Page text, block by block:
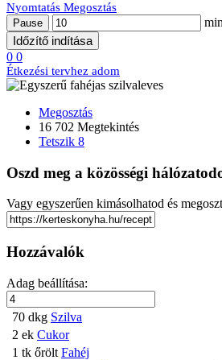
Nyomtatás Megosztás
Pause min
Időzítő indítása
0 0
Étkezési tervhez adom
Megosztás
16 702 Megtekintés
Tetszik 8
Oszd meg a közösségi
Vagy egyszerűen kimásolhatod és
Hozzávalók
Adag beállítása:
70 dkg Szilva
2 ek Cukor
1 tk őrölt Fahéj